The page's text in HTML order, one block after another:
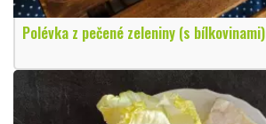
Polévka z pečené zeleniny (s bílkovinami)